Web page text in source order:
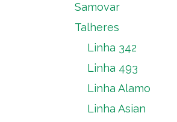
Samovar
Talheres
Linha 342
Linha 493
Linha Alamo
Linha Asian